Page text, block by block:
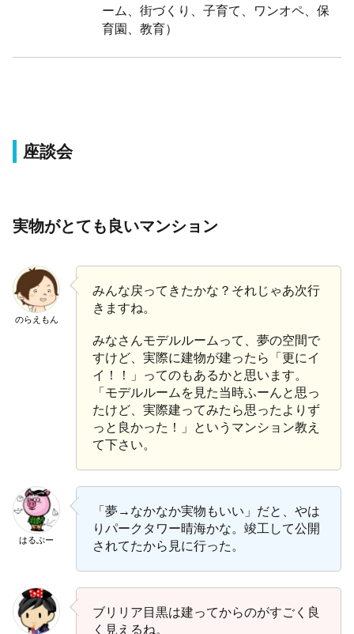
ーム、街づくり、子育て、ワンオペ、保
育園、教育）
座談会
実物がとても良いマンション
のらえもん
みんな戻ってきたかな？それじゃあ次行
きますね。
みなさんモデルルームって、夢の空間で
すけど、実際に建物が建ったら「更にイ
イ！！」ってのもあるかと思います。
「モデルルームを見た当時ふーんと思っ
たけど、実際建ってみたら思ったよりず
っと良かった！」というマンション教え
て下さい。
はるぶー
「夢→なかなか実物もいい」だと、やは
りパークタワー晴海かな。竣工して公開
されてたから見に行った。
ブリリア目黒は建ってからのがすごく良
く見えるね。